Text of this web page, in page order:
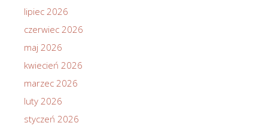
lipiec 2026
czerwiec 2026
maj 2026
kwiecień 2026
marzec 2026
luty 2026
styczeń 2026